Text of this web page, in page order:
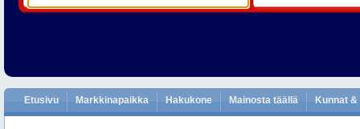
Etusivu Markkinapaikka Hakukone Mainosta täällä Kunnat